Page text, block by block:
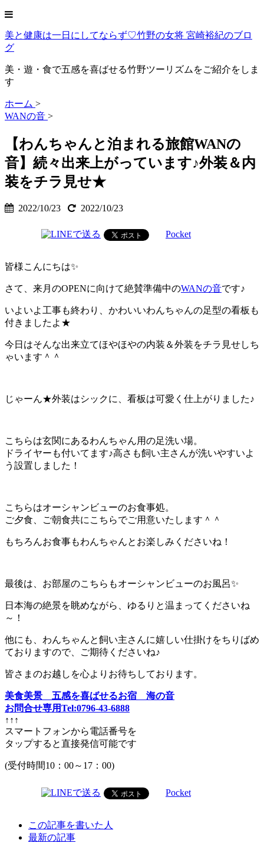
美と健康は一日にしてならず♡竹野の女将 宮崎裕紀のブロ
グ
美・遊・食で五感を喜ばせる竹野ツーリズムをご紹介をしま
す
ホーム >
WANの音 >
【わんちゃんと泊まれる旅館WANの
音】続々出来上がっています♪外装＆内
装をチラ見せ★
2022/10/23 2022/10/23
Pocket
皆様こんにちは✨
さて、来月のOPENに向けて絶賛準備中のWANの音です♪
いよいよ工事も終わり、かわいいわんちゃんの足型の看板も
付きましたよ★
今日はそんな出来立てほやほやの内装＆外装をチラ見せしち
ゃいます＾＾
じゃーん★外装はシックに、看板は可愛く仕上がりました♪
こちらは玄関にあるわんちゃん用の足洗い場。
ドライヤーも付いてます♪高さも飼い主さんが洗いやすいよ
う設置しました！
こちらはオーシャンビューのお食事処。
ご夕食、ご朝食共にこちらでご用意いたします＾＾
もちろんお食事もわんちゃんとお楽しみくださいね！
最後は、お部屋のこちらもオーシャンビューのお風呂✨
日本海の絶景を眺めながら、ゆるりと温まってくださいね
～！
他にも、わんちゃんと飼い主さんに嬉しい仕掛けをちりばめ
ておりますので、ご期待くださいね♪
皆さまのお越しを心よりお待ちしております。
美食美景 五感を喜ばせるお宿 海の音
お問合せ専用Tel:0796-43-6888
↑↑↑
スマートフォンから電話番号を
タップすると直接発信可能です
(受付時間10：00～17：00)
Pocket
following
この記事を書いた人
最新の記事